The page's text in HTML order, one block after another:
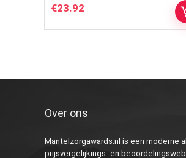
€23.92
Over ons
Mantelzorgawards.nl is een moderne
prijsvergelijkings- en